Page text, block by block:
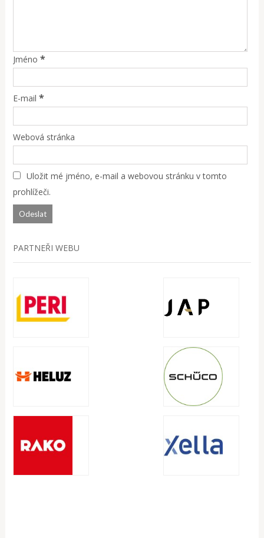
Jméno *
E-mail *
Webová stránka
Uložit mé jméno, e-mail a webovou stránku v tomto
prohlížeči.
PARTNEŘI WEBU